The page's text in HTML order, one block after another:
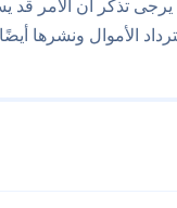
يرجى تذكر أن الأمر
الأموال ونشرها